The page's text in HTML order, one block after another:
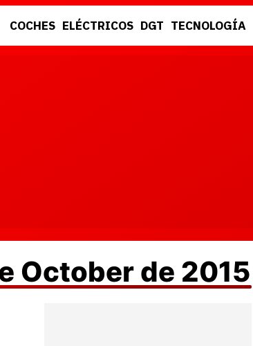
COCHES ELÉCTRICOS DGT TECNOLOGÍA
October de 2015